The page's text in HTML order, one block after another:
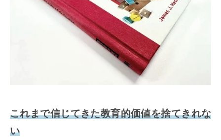
これまで信じてきた教育的価値を捨てきれな
い